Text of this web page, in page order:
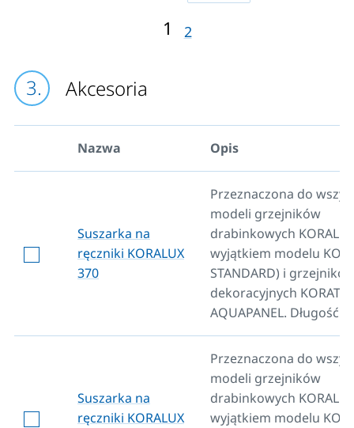
1 2
Akcesoria
Nazwa Opis
Suszarka na
ręczniki KORALUX
370
Przeznaczona do
modeli grzejników
drabinkowych
wyjątkiem modelu
STANDARD) i
dekoracyjnych
AQUAPANEL. Długość
Suszarka na
ręczniki KORALUX
Przeznaczona do
modeli grzejników
drabinkowych
wyjątkiem modelu